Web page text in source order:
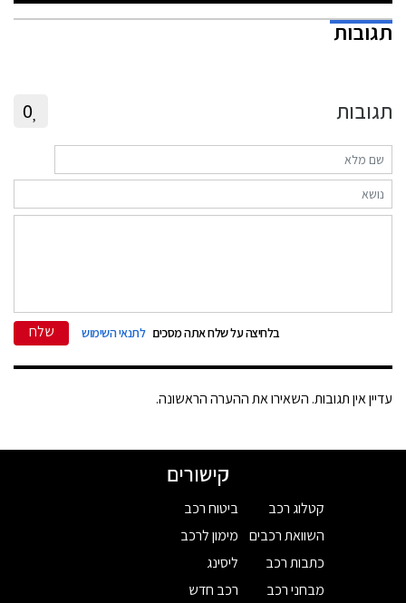
תגובות
תגובות 0
בלחיצה על שלח אתה מסכים לתנאי השימוש שלח
עדיין אין תגובות. השאירו את ההערה הראשונה.
קישורים
קטלוג רכב
השוואת רכבים
כתבות רכב
מבחני רכב
ביטוח רכב
מימון לרכב
ליסינג
רכב חדש